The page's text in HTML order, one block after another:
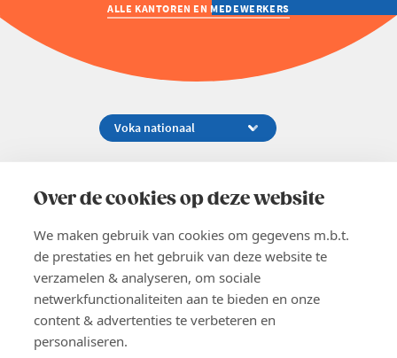
Over de cookies op deze website
We maken gebruik van cookies om gegevens m.b.t.
de prestaties en het gebruik van deze website te
verzamelen & analyseren, om sociale
netwerkfunctionaliteiten aan te bieden en onze
content & advertenties te verbeteren en
personaliseren.
ALLE KANTOREN EN MEDEWERKERS
02 229 81 11
EN